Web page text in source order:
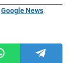
Google News.